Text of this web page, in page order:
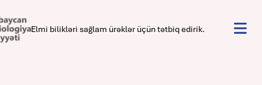
Elmi bilikləri sağlam ürəklər üçün tətbiq edirik.